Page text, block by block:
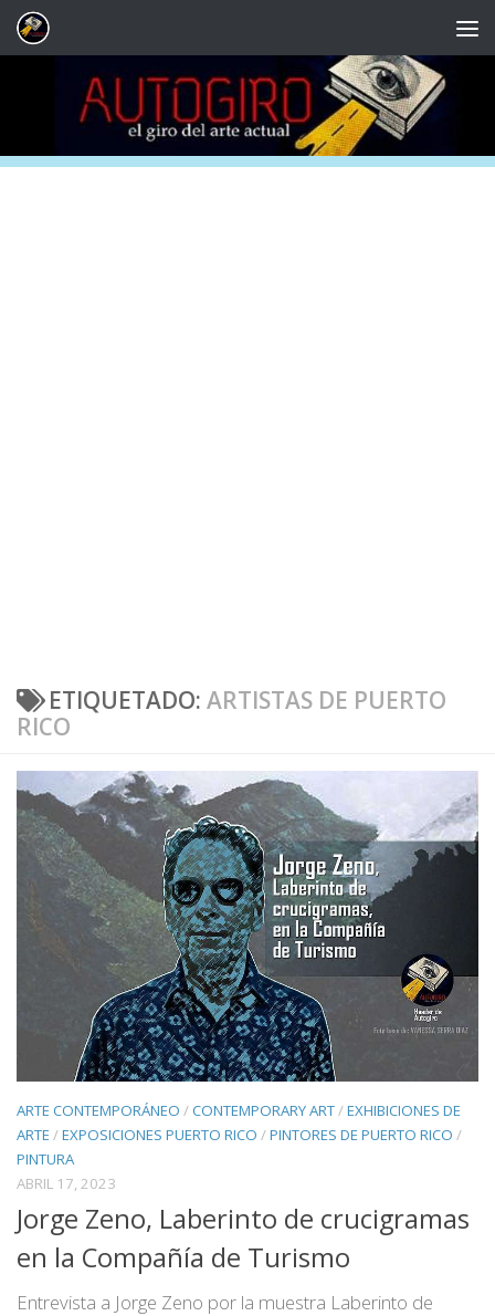
Saltar al contenido
ETIQUETADO: ARTISTAS DE PUERTO
RICO
ARTE CONTEMPORÁNEO /CONTEMPORARY ART/EXHIBICIONES DE
ARTE /EXPOSICIONES PUERTO RICO /PINTORES DE PUERTO RICO /
PINTURA
ABRIL 17, 2023
Jorge Zeno, Laberinto de crucigramas
en la Compañía de Turismo
Entrevista a Jorge Zeno por la muestra Laberinto de